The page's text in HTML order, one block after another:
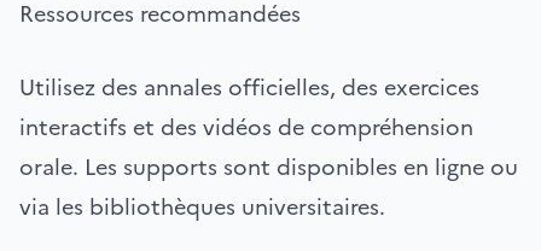
Ressources recommandées
Utilisez des annales officielles, des exercices
interactifs et des vidéos de compréhension
orale. Les supports sont disponibles en ligne ou
via les bibliothèques universitaires.